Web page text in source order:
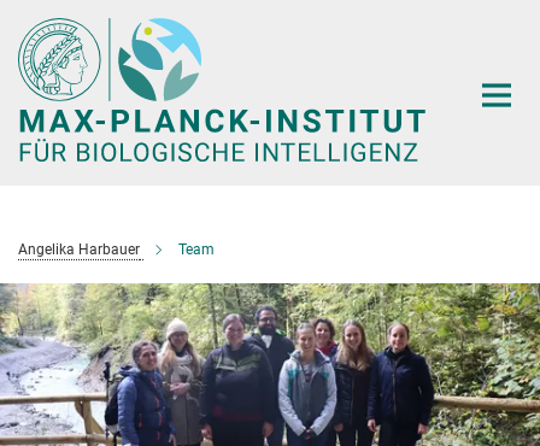
Hauptinhalt
Angelika Harbauer Team